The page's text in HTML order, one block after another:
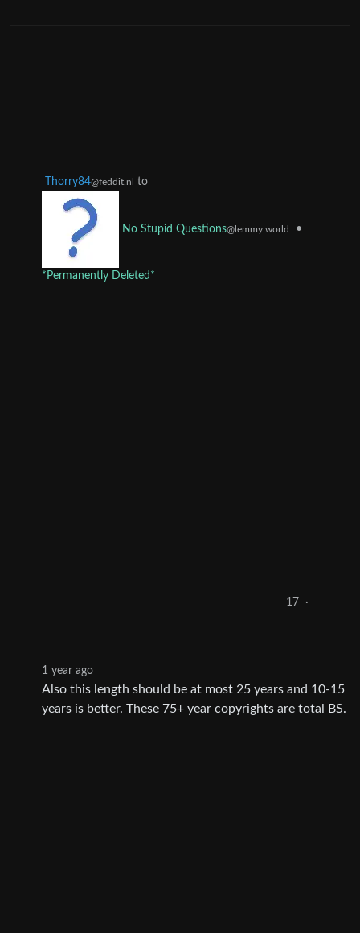
Thorry84@feddit.nl to
No Stupid Questions@lemmy.world •
*Permanently Deleted*
17 ·
1 year ago
Also this length should be at most 25 years and 10-15
years is better. These 75+ year copyrights are total BS.